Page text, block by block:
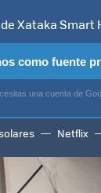
SMART TV
Netflix
Xataka Smart
como fuente
una cuenta de